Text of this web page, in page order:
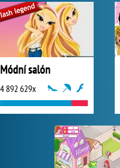
Módní salón
4 892 629x